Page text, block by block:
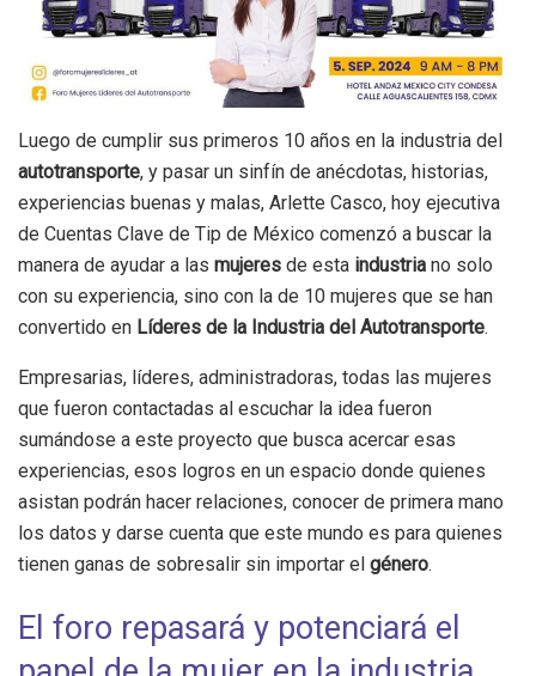
Luego de cumplir sus primeros 10 años en la industria del
autotransporte, y pasar un sinfín de anécdotas, historias,
experiencias buenas y malas, Arlette Casco, hoy ejecutiva
de Cuentas Clave de Tip de México comenzó a buscar la
manera de ayudar a las mujeres de esta industria no solo
con su experiencia, sino con la de 10 mujeres que se han
convertido en Líderes de la Industria del Autotransporte.
Empresarias, líderes, administradoras, todas las mujeres
que fueron contactadas al escuchar la idea fueron
sumándose a este proyecto que busca acercar esas
experiencias, esos logros en un espacio donde quienes
asistan podrán hacer relaciones, conocer de primera mano
los datos y darse cuenta que este mundo es para quienes
tienen ganas de sobresalir sin importar el género.
El foro repasará y potenciará el